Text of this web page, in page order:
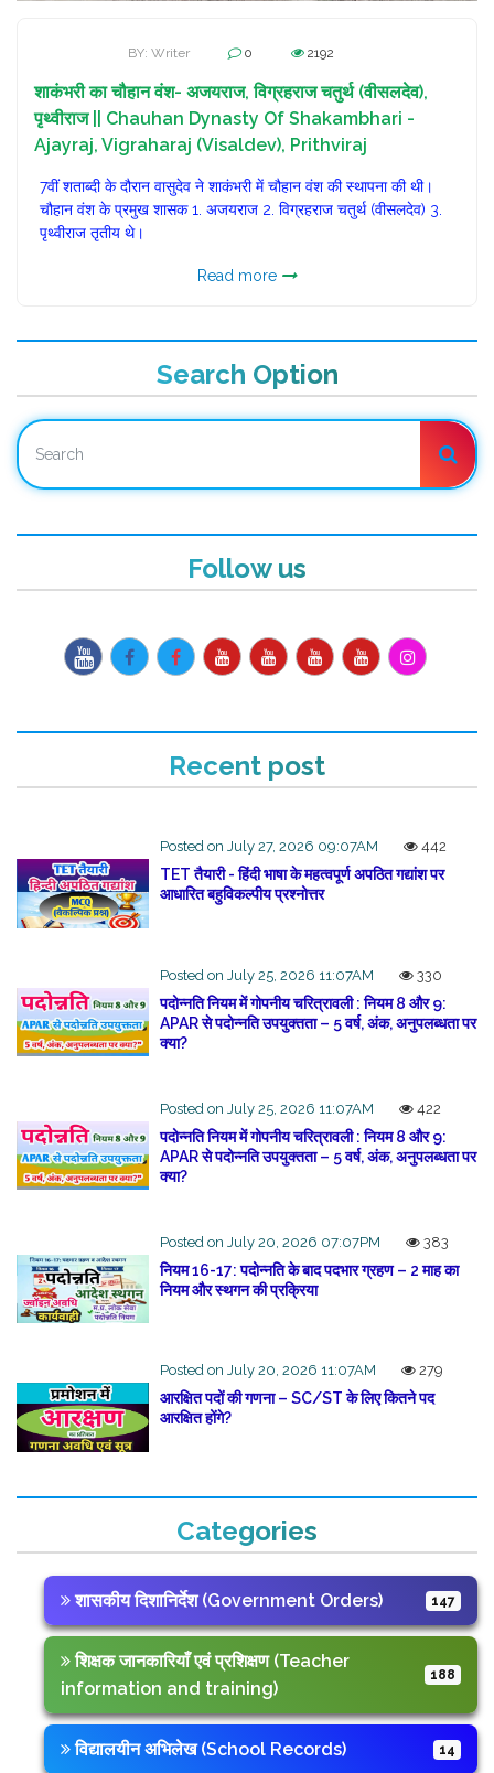
BY: Writer 0 2192
शाकंभरी का चौहान वंश- अजयराज, विग्रहराज चतुर्थ (वीसलदेव),
पृथ्वीराज || Chauhan Dynasty Of Shakambhari -
Ajayraj, Vigraharaj (Visaldev), Prithviraj
7वीं शताब्दी के दौरान वासुदेव ने शाकंभरी में चौहान वंश की स्थापना की थी।
चौहान वंश के प्रमुख शासक 1. अजयराज 2. विग्रहराज चतुर्थ (वीसलदेव) 3.
पृथ्वीराज तृतीय थे।
Read more
Search Option
Follow us
Recent post
Posted on July 27, 2026 09:07AM 442
TET तैयारी - हिंदी भाषा के महत्वपूर्ण अपठित गद्यांश पर
आधारित बहुविकल्पीय प्रश्नोत्तर
Posted on July 25, 2026 11:07AM 330
पदोन्नति नियम में गोपनीय चरित्रावली : नियम 8 और 9:
APAR से पदोन्नति उपयुक्तता – 5 वर्ष, अंक, अनुपलब्धता पर
क्या?
Posted on July 25, 2026 11:07AM 422
पदोन्नति नियम में गोपनीय चरित्रावली : नियम 8 और 9:
APAR से पदोन्नति उपयुक्तता – 5 वर्ष, अंक, अनुपलब्धता पर
क्या?
Posted on July 20, 2026 07:07PM 383
नियम 16-17: पदोन्नति के बाद पदभार ग्रहण – 2 माह का
नियम और स्थगन की प्रक्रिया
Posted on July 20, 2026 11:07AM 279
आरक्षित पदों की गणना – SC/ST के लिए कितने पद
आरक्षित होंगे?
Categories
शासकीय दिशानिर्देश (Government Orders) 147
शिक्षक जानकारियाँ एवं प्रशिक्षण (Teacher
information and training)
188
विद्यालयीन अभिलेख (School Records) 14